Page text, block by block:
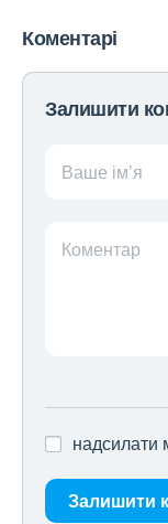
Коментарі
Залишити
Ваше ім’я
Коментар
надсилати
Залишити